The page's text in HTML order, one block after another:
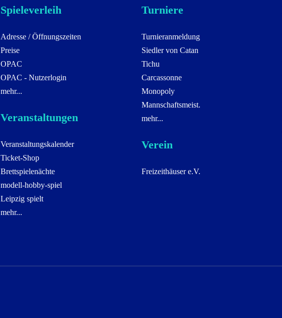
Spieleverleih
Adresse / Öffnungszeiten
Preise
OPAC
OPAC - Nutzerlogin
mehr...
Veranstaltungen
Veranstaltungskalender
Ticket-Shop
Brettspielenächte
modell-hobby-spiel
Leipzig spielt
mehr...
Turniere
Turnieranmeldung
Siedler von Catan
Tichu
Carcassonne
Monopoly
Mannschaftsmeist.
mehr...
Verein
Freizeithäuser e.V.